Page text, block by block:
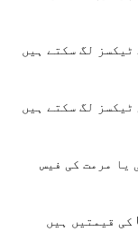
لگ سکتے ہیں
لگ سکتے ہیں
یا مرمت کی فیس
*نمونہ سواری کی قیمتیں صرف اوسط UberX کی قیمتیں ہیں